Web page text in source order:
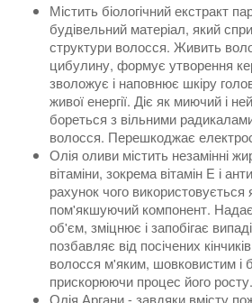
Містить біологічний екстракт
будівельний матеріал, який
структури волосся. Живить
цибулину, формує утворення
зволожує і наповнює шкіру
живої енергії. Діє як миючий і
бореться з вільними
волосся. Перешкоджає
Олія оливи містить незамінні
вітаміни, зокрема вітамін E і
рахунок чого використовується
пом'якшуючий компонент.
об'єм, зміцнює і запобігає
позбавляє від посічених
волосся м'яким, шовковистим і
прискорюючи процес його росту.
Олія Аргани - завдяки вмісту